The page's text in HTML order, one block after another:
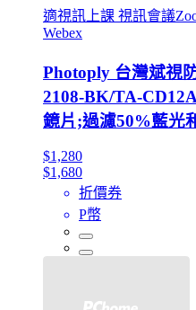
適視訊上課 視訊會議
Webex
Photoply 台灣斌視
2108-BK/TA-
鏡片;過濾50%藍光
$1,280
$1,680
折價券
P幣